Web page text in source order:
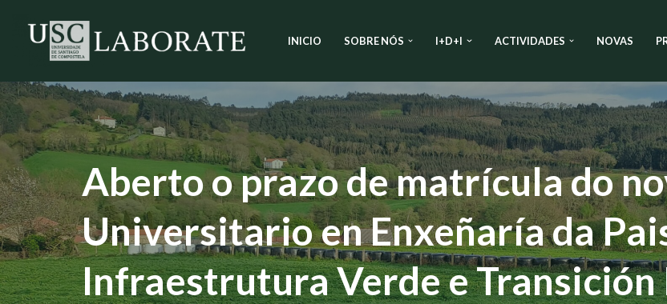
Saltar
contido
INICIO SOBRE NÓS I+D+I ACTIVIDADES NOVAS
Aberto o prazo de matrícula do
Universitario en Enxeñaría da
Infraestrutura Verde e Transición